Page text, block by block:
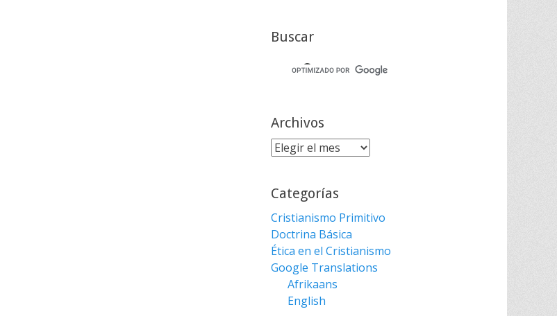
Buscar
Archivos
Archivos
Categorías
Cristianismo Primitivo
Doctrina Básica
Ética en el Cristianismo
Google Translations
Afrikaans
English